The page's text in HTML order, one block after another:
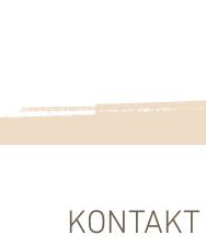
KONTAKT